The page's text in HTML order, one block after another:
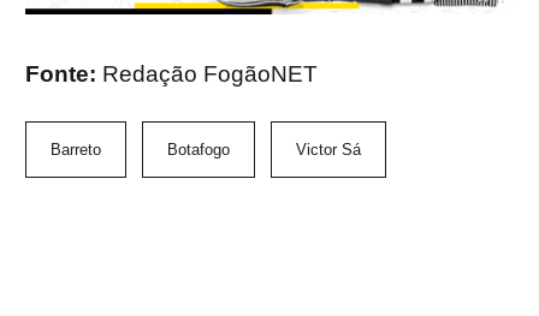
Fonte: Redação FogãoNET
Barreto Botafogo Victor Sá